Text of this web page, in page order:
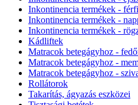
Inkontinencia termékek -
Inkontinencia termékek -
Inkontinencia termékek -
Kádliftek
Matracok betegágyhoz -
Matracok betegágyhoz -
Matracok betegágyhoz -
Rollátorok
Takarítás, ágyazás eszközei